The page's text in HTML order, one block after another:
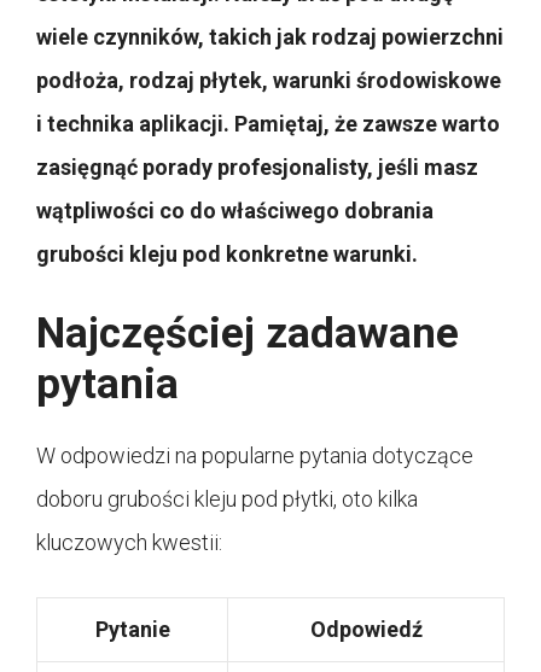
wiele czynników, takich jak rodzaj powierzchni
podłoża, rodzaj płytek, warunki środowiskowe
i technika aplikacji. Pamiętaj, że zawsze warto
zasięgnąć porady profesjonalisty, jeśli masz
wątpliwości co do właściwego dobrania
grubości kleju pod konkretne warunki.
Najczęściej zadawane
pytania
W odpowiedzi na popularne pytania dotyczące
doboru grubości kleju pod płytki, oto kilka
kluczowych kwestii:
Pytanie Odpowiedź